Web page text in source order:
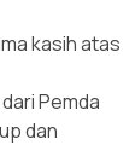
kasih atas
Pemda
dan